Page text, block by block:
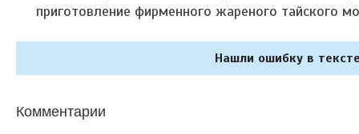
приготовление фирменного жареного тайского
Нашли ошибку в
Комментарии